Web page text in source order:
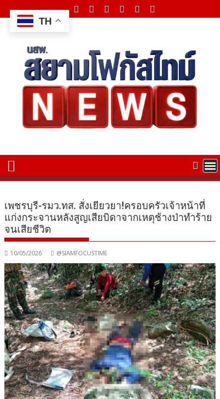
to
content
เพชรบุรี-รมว.ทส. สั่งเยียวยา!ครอบครัวเจ้าหน้าที่
แก่งกระจานหลังสูญเสียบิดาจากเหตุช้างป่าทำร้าย
จนเสียชีวิต
10/05/2026 @SIAMFOCUSTIME
TH